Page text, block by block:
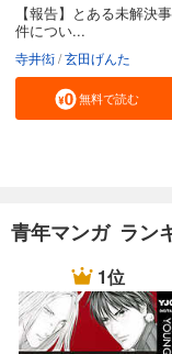
【報告】とある未解決事
件につい...
寺井衒 玄田げんた
無料で読む
青年マンガ ラン
1位